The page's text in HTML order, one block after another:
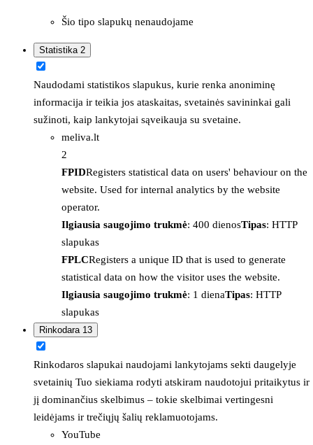
Šio tipo slapukų nenaudojame
Statistika 2
Naudodami statistikos slapukus, kurie renka anoniminę
informacija ir teikia jos ataskaitas, svetainės savininkai gali
sužinoti, kaip lankytojai sąveikauja su svetaine.
meliva.lt
2
FPIDRegisters statistical data on users' behaviour on the
website. Used for internal analytics by the website
operator.
Ilgiausia saugojimo trukmė: 400 dienosTipas: HTTP
slapukas
FPLCRegisters a unique ID that is used to generate
statistical data on how the visitor uses the website.
Ilgiausia saugojimo trukmė: 1 dienaTipas: HTTP
slapukas
Rinkodara 13
Rinkodaros slapukai naudojami lankytojams sekti daugelyje
svetainių Tuo siekiama rodyti atskiram naudotojui pritaikytus ir
jį dominančius skelbimus – tokie skelbimai vertingesni
leidėjams ir trečiųjų šalių reklamuotojams.
YouTube